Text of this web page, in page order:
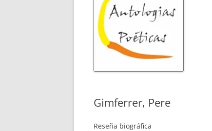
Gimferrer, Pere
Reseña biográfica